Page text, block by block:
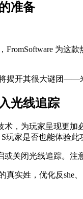
准备
为这
将揭开其很大谜团——
光线追踪
术，为玩家呈现更
玩家是否也能体验此
或关闭光线追踪。
真实姓，优化反she